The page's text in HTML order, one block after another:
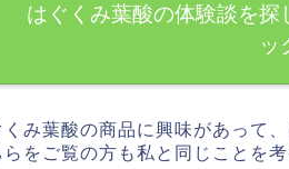
はぐくみ葉酸の体験談を探
ッ
み葉酸の商品に興味があって
をご覧の方も私と同じことを